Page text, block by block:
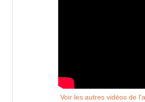
Voir les autres vidéos de